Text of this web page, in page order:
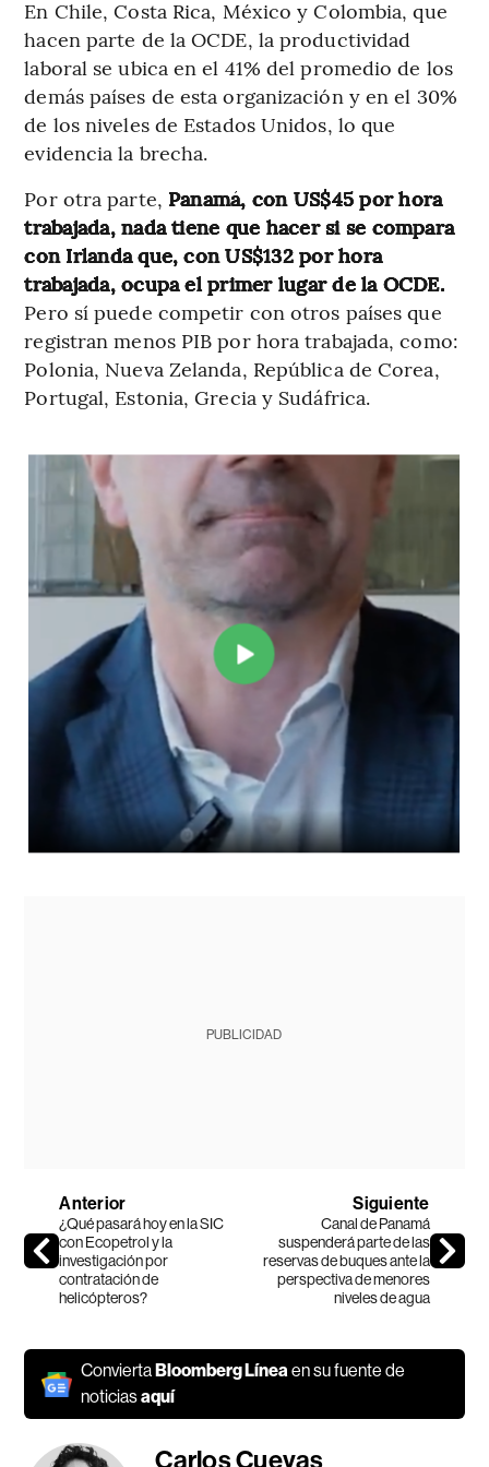
En Chile, Costa Rica, México y Colombia, que
hacen parte de la OCDE, la productividad
laboral se ubica en el 41% del promedio de los
demás países de esta organización y en el 30%
de los niveles de Estados Unidos, lo que
evidencia la brecha.
Por otra parte, Panamá, con US$45 por hora
trabajada, nada tiene que hacer si se compara
con Irlanda que, con US$132 por hora
trabajada, ocupa el primer lugar de la OCDE.
Pero sí puede competir con otros países que
registran menos PIB por hora trabajada, como:
Polonia, Nueva Zelanda, República de Corea,
Portugal, Estonia, Grecia y Sudáfrica.
PUBLICIDAD
Anterior
¿Qué pasará hoy en la SIC
con Ecopetrol y la
investigación por
contratación de
helicópteros?
Siguiente
Canal de Panamá
suspenderá parte de las
reservas de buques ante la
perspectiva de menores
niveles de agua
Convierta Bloomberg Líneaen su fuente de
noticiasaquí